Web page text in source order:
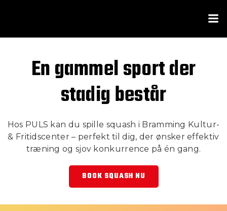
En gammel sport der
stadig består
Hos PULS kan du spille squash i Bramming Kultur-
& Fritidscenter – perfekt til dig, der ønsker effektiv
træning og sjov konkurrence på én gang.
BOOK SQUASH NU